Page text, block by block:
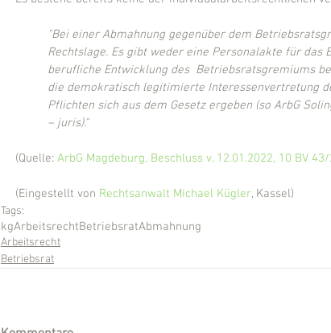
"Bei einer Abmahnung gegenüber dem
Rechtslage. Es gibt weder eine Personalakte für
berufliche Entwicklung des  Betriebsratsgremiums
die demokratisch legitimierte Interessenvertretung
Pflichten sich aus dem Gesetz ergeben (so ArbG
– juris)."
(Quelle: ArbG Magdeburg, Beschluss v. 12.01.2022, 10 BV 43/
(Eingestellt von Rechtsanwalt Michael Kügler, Kassel)
Tags:
kgArbeitsrechtBetriebsratAbmahnung
Arbeitsrecht
Betriebsrat